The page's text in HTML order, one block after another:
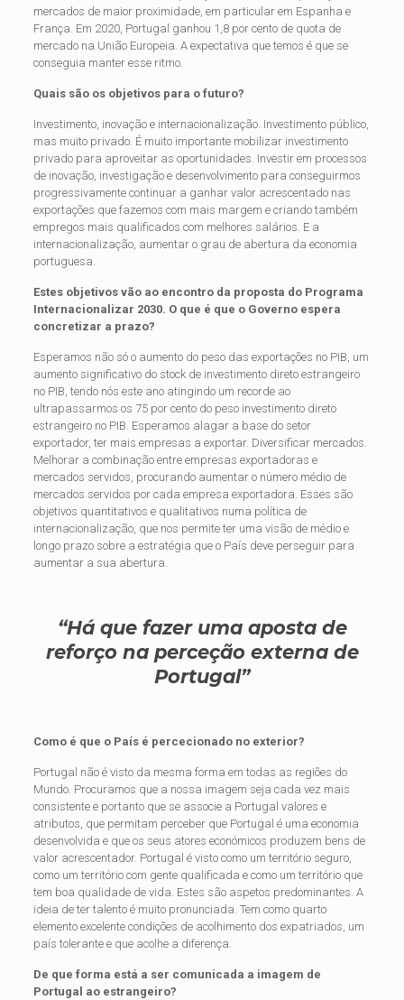
mercados de maior proximidade, em particular em Espanha e
França. Em 2020, Portugal ganhou 1,8 por cento de quota de
mercado na União Europeia. A expectativa que temos é que se
conseguia manter esse ritmo.
Quais são os objetivos para o futuro?
Investimento, inovação e internacionalização. Investimento público,
mas muito privado. É muito importante mobilizar investimento
privado para aproveitar as oportunidades. Investir em processos
de inovação, investigação e desenvolvimento para conseguirmos
progressivamente continuar a ganhar valor acrescentado nas
exportações que fazemos com mais margem e criando também
empregos mais qualificados com melhores salários. E a
internacionalização, aumentar o grau de abertura da economia
portuguesa.
Estes objetivos vão ao encontro da proposta do Programa
Internacionalizar 2030. O que é que o Governo espera
concretizar a prazo?
Esperamos não só o aumento do peso das exportações no PIB, um
aumento significativo do stock de investimento direto estrangeiro
no PIB, tendo nós este ano atingindo um recorde ao
ultrapassarmos os 75 por cento do peso investimento direto
estrangeiro no PIB. Esperamos alagar a base do setor
exportador, ter mais empresas a exportar. Diversificar mercados.
Melhorar a combinação entre empresas exportadoras e
mercados servidos, procurando aumentar o número médio de
mercados servidos por cada empresa exportadora. Esses são
objetivos quantitativos e qualitativos numa política de
internacionalização, que nos permite ter uma visão de médio e
longo prazo sobre a estratégia que o País deve perseguir para
aumentar a sua abertura.
“Há que fazer uma aposta de
reforço na perceção externa de
Portugal”
Como é que o País é percecionado no exterior?
Portugal não é visto da mesma forma em todas as regiões do
Mundo. Procuramos que a nossa imagem seja cada vez mais
consistente e portanto que se associe a Portugal valores e
atributos, que permitam perceber que Portugal é uma economia
desenvolvida e que os seus atores económicos produzem bens de
valor acrescentador. Portugal é visto como um território seguro,
como um território com gente qualificada e como um território que
tem boa qualidade de vida. Estes são aspetos predominantes. A
ideia de ter talento é muito pronunciada. Tem como quarto
elemento excelente condições de acolhimento dos expatriados, um
país tolerante e que acolhe a diferença.
De que forma está a ser comunicada a imagem de
Portugal ao estrangeiro?